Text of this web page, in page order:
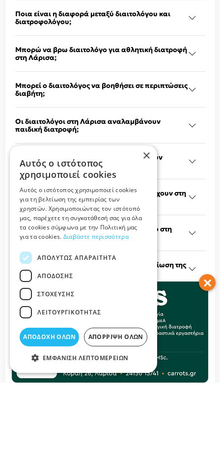
Ποια είναι η διαφορά μεταξύ διαιτολόγου και
διατροφολόγου;
Μπορώ να βρω διαιτολόγο για αθλητική διατροφή
στη Λάρισα;
Μπορεί ο διαιτολόγος να βοηθήσει σε περιπτώσεις
διαβήτη;
Οι διαιτολόγοι στη Λάρισα αναλαμβάνουν
παιδική διατροφή;
Ποια συμπτώματα ή καταστάσεις απαιτούν
συμβουλή από διαιτολόγο;
Πόσοι διαιτολόγοι - διατροφολόγοι υπάρχουν στη
Λάρισα;
Πόσο κοστίζει μια επίσκεψη σε διαιτολόγο στη
Λάρισα;
Μπορεί ο διαιτολόγος να βοηθήσει στη μείωση της
χοληστερίνης;
Πόσο συχνά πρέπει να επισκέπτομαι τον
διαιτολόγο;
Μπορεί ένας διαιτολόγος να σχεδιάσει
πρόγραμμα διατροφής για εγκυμοσύνη;
Πώς μπορώ να κλείσω ραντεβού με διαιτολόγο -
διατροφολόγο στη Λάρισα;
×
×
Αυτός ο ιστότοπος
χρησιμοποιεί cookies
Αυτός ο ιστότοπος χρησιμοποιεί cookies
για τη βελτίωση της εμπειρίας των
χρηστών. Χρησιμοποιώντας τον ιστότοπό
μας, παρέχετε τη συγκατάθεσή σας για όλα
τα cookies σύμφωνα με την Πολιτική μας
για τα cookies. Διαβάστε περισσότερα
ΑΠΟΛΎΤΩΣ ΑΠΑΡΑΊΤΗΤΑ
ΑΠΌΔΟΣΗΣ
ΣΤΌΧΕΥΣΗΣ
ΛΕΙΤΟΥΡΓΙΚΌΤΗΤΑΣ
ΑΠΟΔΟΧΉ ΌΛΩΝ ΑΠΌΡΡΙΨΗ ΌΛΩΝ
ΕΜΦΆΝΙΣΗ ΛΕΠΤΟΜΕΡΕΙΏΝ